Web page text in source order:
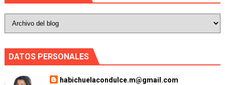
DATOS PERSONALES
habichuelacondulce.m@gmail.com